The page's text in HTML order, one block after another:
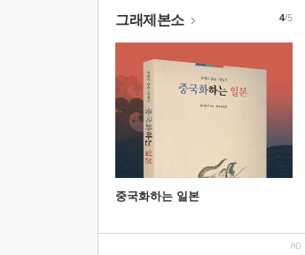
그래제본소
중국화하는 일본
4/5